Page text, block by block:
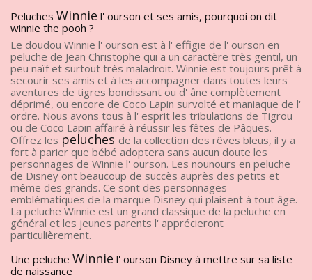
Peluches Winnie l' ourson et ses amis, pourquoi on dit
winnie the pooh ?
Le doudou Winnie l' ourson est à l' effigie de l' ourson en
peluche de Jean Christophe qui a un caractère très gentil, un
peu naïf et surtout très maladroit. Winnie est toujours prêt à
secourir ses amis et à les accompagner dans toutes leurs
aventures de tigres bondissant ou d' âne complètement
déprimé, ou encore de Coco Lapin survolté et maniaque de l'
ordre. Nous avons tous à l' esprit les tribulations de Tigrou
ou de Coco Lapin affairé à réussir les fêtes de Pâques.
Offrez les peluches de la collection des rêves bleus, il y a
fort à parier que bébé adoptera sans aucun doute les
personnages de Winnie l' ourson. Les nounours en peluche
de Disney ont beaucoup de succès auprès des petits et
même des grands. Ce sont des personnages
emblématiques de la marque Disney qui plaisent à tout âge.
La peluche Winnie est un grand classique de la peluche en
général et les jeunes parents l' apprécieront
particulièrement.
Une peluche Winnie l' ourson Disney à mettre sur sa liste
de naissance